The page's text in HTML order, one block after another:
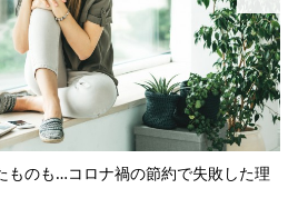
ものも…コロナ禍の節約で失敗した理